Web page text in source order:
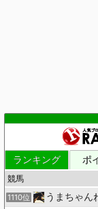
ランキング ポ
1110位 うまちゃん